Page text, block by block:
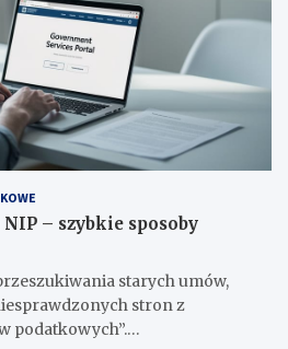
– szybkie sposoby
starych umów,
stron z
podatkowych”.…